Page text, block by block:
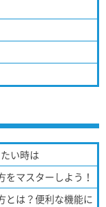
い時は
マスターしよう！
とは？便利な機能に